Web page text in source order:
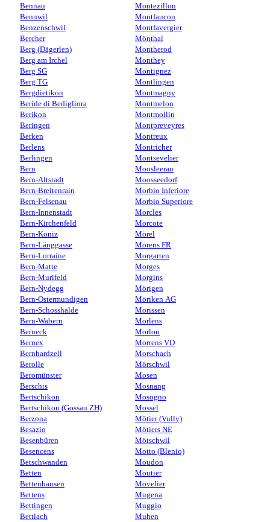
Bennau
Bennwil
Benzenschwil
Bercher
Berg (Dägerlen)
Berg am Irchel
Berg SG
Berg TG
Bergdietikon
Beride di Bedigliora
Berikon
Beringen
Berken
Berlens
Berlingen
Bern
Bern-Altstadt
Bern-Breitenrain
Bern-Felsenau
Bern-Innenstadt
Bern-Kirchenfeld
Bern-Köniz
Bern-Länggasse
Bern-Lorraine
Bern-Matte
Bern-Murifeld
Bern-Nydegg
Bern-Ostermundigen
Bern-Schosshalde
Bern-Wabern
Berneck
Bernex
Bernhardzell
Berolle
Beromünster
Berschis
Bertschikon
Bertschikon (Gossau ZH)
Berzona
Besazio
Besenbüren
Besencens
Betschwanden
Betten
Bettenhausen
Bettens
Bettingen
Bettlach
Montezillon
Montfaucon
Montfavergier
Mönthal
Montherod
Monthey
Montignez
Montlingen
Montmagny
Montmelon
Montmollin
Montpreveyres
Montreux
Montricher
Montsevelier
Moosleerau
Moosseedorf
Morbio Inferiore
Morbio Superiore
Morcles
Morcote
Mörel
Morens FR
Morgarten
Morges
Morgins
Mörigen
Möriken AG
Morissen
Morlens
Morlon
Morrens VD
Morschach
Mörschwil
Mosen
Mosnang
Mosogno
Mossel
Môtier (Vully)
Môtiers NE
Mötschwil
Motto (Blenio)
Moudon
Moutier
Movelier
Mugena
Muggio
Muhen